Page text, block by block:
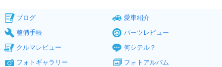
ブログ
愛車紹介
整備手帳
パーツレビュー
クルマレビュー
何シテル？
フォトギャラリー
フォトアルバム